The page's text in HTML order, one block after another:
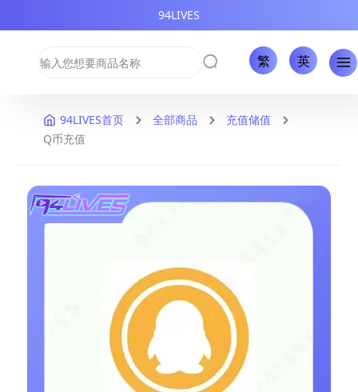
94LIVES
繁 英
94LIVES首页 全部商品
充值储值
Q币充值